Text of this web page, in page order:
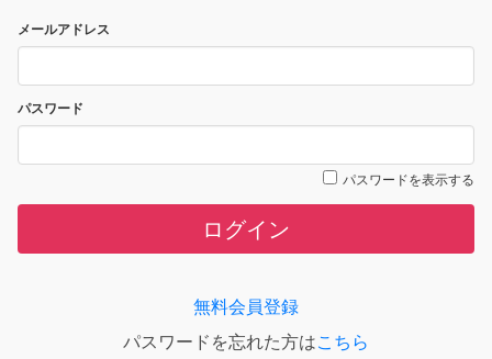
メールアドレス
パスワード
パスワードを表示する
ログイン
無料会員登録
パスワードを忘れた方はこちら